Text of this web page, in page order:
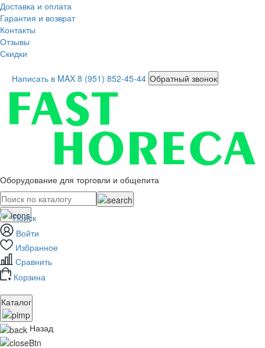
Доставка и оплата
Гарантия и возврат
Контакты
Отзывы
Скидки
Написать в MAX 8 (951) 852-45-44 Обратный звонок
Оборудование для торговли и общепита
Поиск
Войти
Избранное
Сравнить
Корзина
Каталог
Назад